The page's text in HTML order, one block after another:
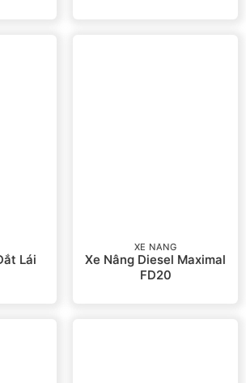
Lái
XE NÂNG
Xe Nâng Diesel Maximal
FD20